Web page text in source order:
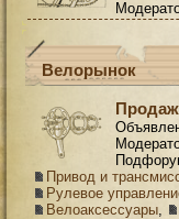
Велорынок
Привод и
Рулевое
Велоаксессуары,